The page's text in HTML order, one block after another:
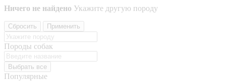
Ничего не найдено Укажите другую породу
Сбросить Применить
Породы собак
Выбрать все
Популярные